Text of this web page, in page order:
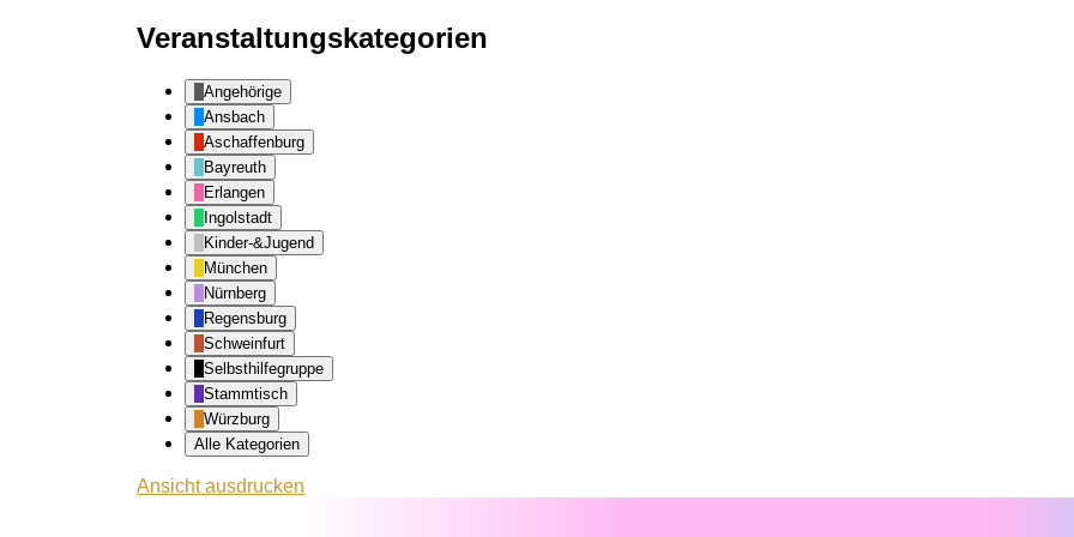
Veranstaltungskategorien
Angehörige
Ansbach
Aschaffenburg
Bayreuth
Erlangen
Ingolstadt
Kinder-&Jugend
München
Nürnberg
Regensburg
Schweinfurt
Selbsthilfegruppe
Stammtisch
Würzburg
Alle Kategorien
Ansichtausdrucken